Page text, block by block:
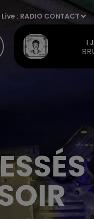
Live : RADIO CONTACT
I